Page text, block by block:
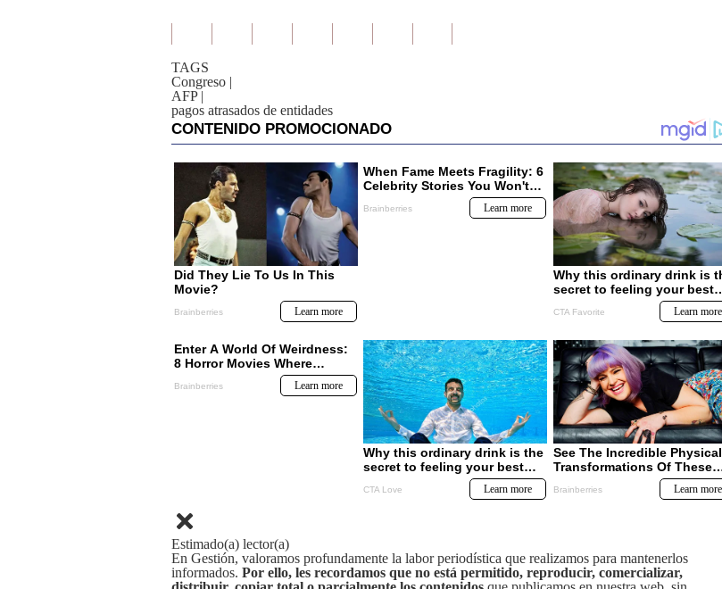
TAGS
Congreso |
AFP |
pagos atrasados de entidades
Estimado(a) lector(a)
En Gestión, valoramos profundamente la labor periodística que realizamos para mantenerlos
informados. Por ello, les recordamos que no está permitido, reproducir, comercializar,